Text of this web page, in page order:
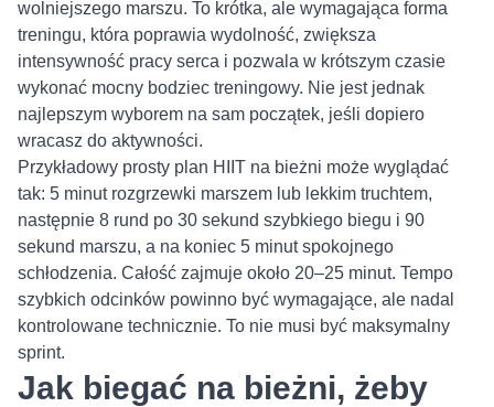
wolniejszego marszu. To krótka, ale wymagająca forma
treningu, która poprawia wydolność, zwiększa
intensywność pracy serca i pozwala w krótszym czasie
wykonać mocny bodziec treningowy. Nie jest jednak
najlepszym wyborem na sam początek, jeśli dopiero
wracasz do aktywności.
Przykładowy prosty plan HIIT na bieżni może wyglądać
tak: 5 minut rozgrzewki marszem lub lekkim truchtem,
następnie 8 rund po 30 sekund szybkiego biegu i 90
sekund marszu, a na koniec 5 minut spokojnego
schłodzenia. Całość zajmuje około 20–25 minut. Tempo
szybkich odcinków powinno być wymagające, ale nadal
kontrolowane technicznie. To nie musi być maksymalny
sprint.
Jak biegać na bieżni, żeby